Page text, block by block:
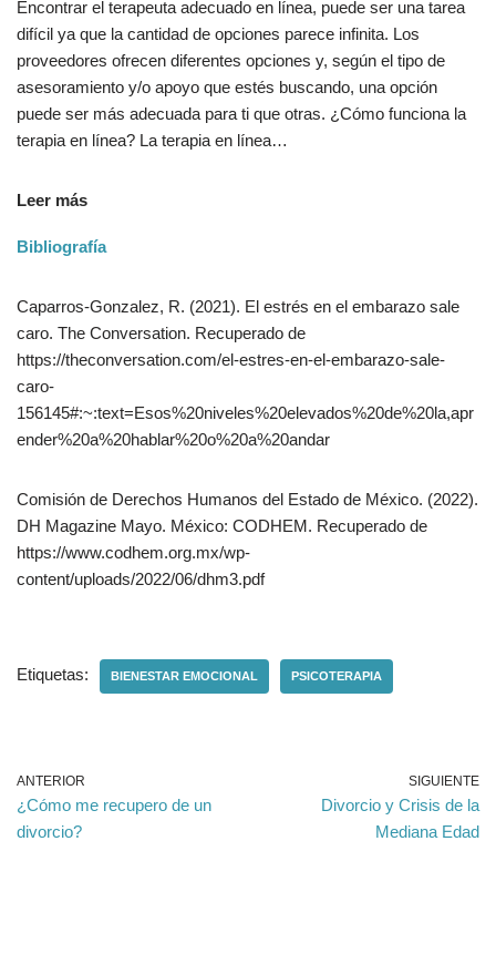
Encontrar el terapeuta adecuado en línea, puede ser una tarea
difícil ya que la cantidad de opciones parece infinita. Los
proveedores ofrecen diferentes opciones y, según el tipo de
asesoramiento y/o apoyo que estés buscando, una opción
puede ser más adecuada para ti que otras. ¿Cómo funciona la
terapia en línea? La terapia en línea…
Leer más
Bibliografía
Caparros-Gonzalez, R. (2021). El estrés en el embarazo sale
caro. The Conversation. Recuperado de
https://theconversation.com/el-estres-en-el-embarazo-sale-
caro-
156145#:~:text=Esos%20niveles%20elevados%20de%20la,apr
ender%20a%20hablar%20o%20a%20andar
Comisión de Derechos Humanos del Estado de México. (2022).
DH Magazine Mayo. México: CODHEM. Recuperado de
https://www.codhem.org.mx/wp-
content/uploads/2022/06/dhm3.pdf
Etiquetas: BIENESTAR EMOCIONAL PSICOTERAPIA
ANTERIOR
¿Cómo me recupero de un
divorcio?
SIGUIENTE
Divorcio y Crisis de la
Mediana Edad